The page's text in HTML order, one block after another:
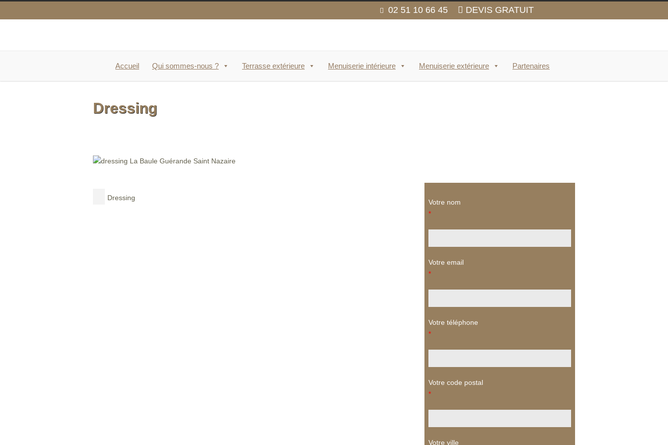
02 51 10 66 45 DEVIS GRATUIT
Accueil Qui sommes-nous ? Terrasse extérieure Menuiserie intérieure Menuiserie extérieure Partenaires
Dressing
Dressing
Votre nom
*
Votre email
*
Votre téléphone
*
Votre code postal
*
Votre ville